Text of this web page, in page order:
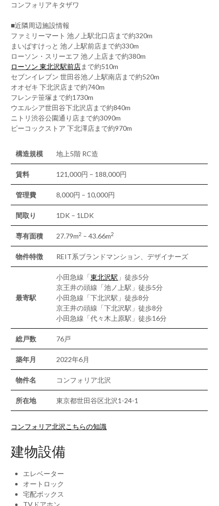
コンフォリアキタザワ
■近隣周辺施設情報
ファミリーマート 池ノ上駅北口店まで約320m
まいばすけっと 池ノ上駅前店まで約330m
ローソン・スリーエフ 池ノ上店まで約380m
ローソン 東北沢駅前店まで約510m
セブンイレブン 世田谷池ノ上駅南店まで約520m
オオゼキ 下北沢店まで約740m
フレンテ笹塚まで約1730m
ウエルシア世田谷下北沢店まで約840m
ニトリ渋谷公園通り店まで約3090m
ピーコックストア 下北澤店まで約970m
構造規模 地上5階 RC造
賃料 121,000円 – 188,000円
管理費 8,000円 – 10,000円
間取り 1DK – 1LDK
専有面積 27.79m2 – 43.66m2
物件特徴 REIT系ブランドマンション、デザイナーズ
最寄駅
小田急線「東北沢駅 」徒歩5分
京王井の頭線「池ノ上駅」徒歩5分
小田急線「下北沢駅」徒歩8分
京王井の頭線「下北沢駅」徒歩8分
小田急線「代々木上原駅」徒歩16分
総戸数 76戸
築年月 2022年6月
物件名 コンフォリア北沢
所在地 東京都世田谷区北沢1-24-1
コンフォリア北沢こちらの知識
建物設備
エレベーター
オートロック
宅配ボックス
TVドアホン